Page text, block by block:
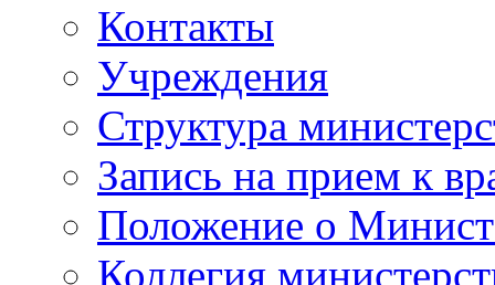
Контакты
Учреждения
Структура
Запись на прием к
Положение о
Коллегия